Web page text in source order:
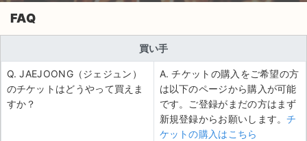
FAQ
買い手
Q. JAEJOONG（ジェジュン）
のチケットはどうやって買えま
すか？
A. チケットの購入をご希望の方
は以下のページから購入が可能
です。ご登録がまだの方はまず
新規登録からお願いします。チ
ケットの購入はこちら